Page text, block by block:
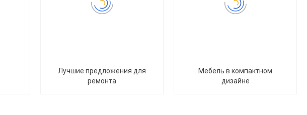
Лучшие предложения для
ремонта
Мебель в компактном
дизайне